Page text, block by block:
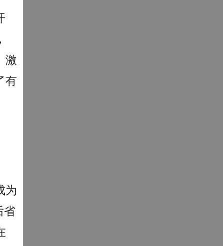
激
有
为
省